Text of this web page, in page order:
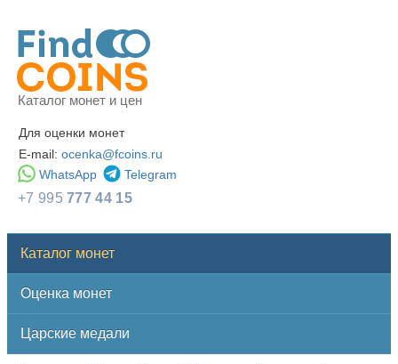
Каталог монет и цен
Для оценки монет
E-mail: ocenka@fcoins.ru
WhatsApp
Telegram
+7 995777 44 15
Каталог монет
Оценка монет
Царские медали